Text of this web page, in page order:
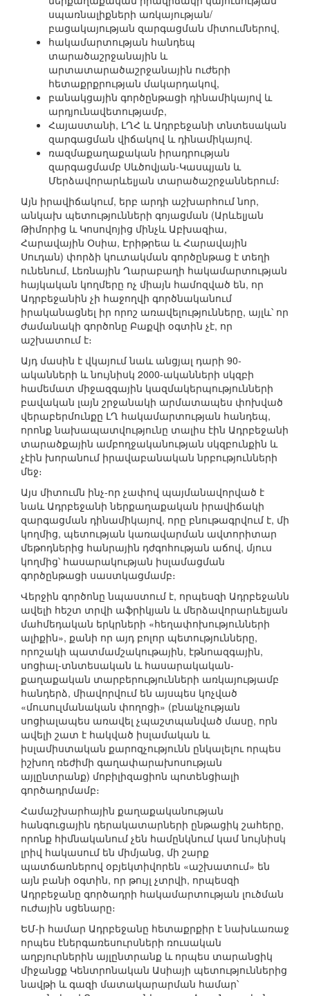
սպառնալիքների առկայության/
բացակայության զարգացման միտումներով,
հակամարտության հանդեպ
տարածաշրջանային և
արտատարածաշրջանային ուժերի
հետաքրքրության մակարդակով,
բանակցային գործընթացի դինամիկայով և
արդյունավետությամբ,
Հայաստանի, ԼՂՀ և Ադրբեջանի տնտեսական
զարգացման վիճակով և դինամիկայով.
ռազմաքաղաքական իրադրության
զարգացմամբ Սևծովյան-Կասպյան և
Մերձավորարևելյան տարածաշրջաններում։
Այն իրավիճակում, երբ արդի աշխարհում նոր,
անկախ պետությունների գոյացման (Արևելյան
Թիմորից և Կոսովոյից մինչև Աբխազիա,
Հարավային Օսիա, Էրիթրեա և Հարավային
Սուդան) փորձի կուտակման գործընթաց է տեղի
ունենում, Լեռնային Ղարաբաղի հակամարտության
հայկական կողմերը ոչ միայն համոզված են, որ
Ադրբեջանին չի հաջողվի գործնականում
իրականացնել իր որոշ առավելությունները, այլև՝ որ
ժամանակի գործոնը Բաքվի օգտին չէ, որ
աշխատում է։
Այդ մասին է վկայում նաև անցյալ դարի 90-
ականների և նույնիսկ 2000-ականների սկզբի
համեմատ միջազգային կազմակերպությունների
բավական լայն շրջանակի արմատապես փոխված
վերաբերմունքը ԼՂ հակամարտության հանդեպ,
որոնք նախապատվությունը տալիս էին Ադրբեջանի
տարածքային ամբողջականության սկզբունքին և
չէին խորանում իրավաբանական նրբությունների
մեջ։
Այս միտումն ինչ-որ չափով պայմանավորված է
նաև Ադրբեջանի ներքաղաքական իրավիճակի
զարգացման դինամիկայով, որը բնութագրվում է, մի
կողմից, պետության կառավարման ավտորիտար
մեթոդներից հանրային դժգոհության աճով, մյուս
կողմից՝ հասարակության իսլամացման
գործընթացի սաստկացմամբ։
Վերջին գործոնը նպաստում է, որպեսզի Ադրբեջանն
ավելի հեշտ տրվի աֆրիկյան և մերձավորարևելյան
մահմեդական երկրների «հեղափոխությունների
ալիքին», քանի որ այդ բոլոր պետությունները,
որոշակի պատմամշակութային, էթնոազգային,
սոցիալ-տնտեսական և հասարակական-
քաղաքական տարբերությունների առկայությամբ
հանդերձ, միավորվում են այսպես կոչված
«մուսուլմանական փողոցի» (բնակչության
սոցիալապես առավել չպաշտպանված մասը, որն
ավելի շատ է հակված իսլամական և
իսլամիստական քարոզչությունն ընկալելու որպես
իշխող ռեժիմի գաղափարախոսության
այլընտրանք) մոբիլիզացիոն պոտենցիալի
գործադրմամբ։
Համաշխարհային քաղաքականության
հանգուցային դերակատարների ընթացիկ շահերը,
որոնք հիմնականում չեն համընկնում կամ նույնիսկ
լրիվ հակասում են միմյանց, մի շարք
պատճառներով օբյեկտիվորեն «աշխատում» են
այն բանի օգտին, որ թույլ չտրվի, որպեսզի
Ադրբեջանը գործադրի հակամարտության լուծման
ուժային սցենարը։
ԵՄ-ի համար Ադրբեջանը հետաքրքիր է նախևառաջ
որպես էներգառեսուրսների ռուսական
աղբյուրներին այլընտրանք և որպես տարանցիկ
միջանցք Կենտրոնական Ասիայի պետություններից
նավթի և գազի մատակարարման համար՝